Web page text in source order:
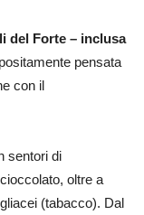
del Forte – inclusa
pensata
con il
sentori di
oltre a
(tabacco). Dal